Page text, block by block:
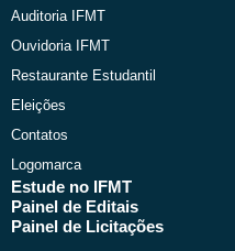
Auditoria IFMT
Ouvidoria IFMT
Restaurante Estudantil
Eleições
Contatos
Logomarca
Estude no IFMT
Painel de Editais
Painel de Licitações